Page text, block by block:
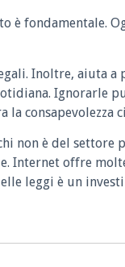
è fondamentale.
Inoltre, aiuta a
Ignorarle
consapevolezza
non è del settore
Internet offre
leggi è un